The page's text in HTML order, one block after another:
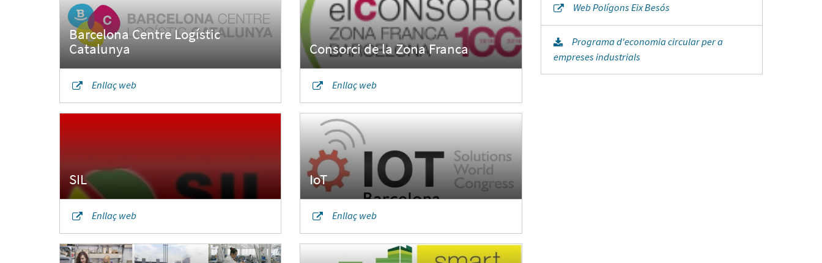
Barcelona Centre Logístic
Enllaç web
Enllaç web
Consorci de la Zona Franca
Enllaç web
IoT
Enllaç web
Web Polígons Eix Besós
Programa d'economia circular per a
empreses industrials